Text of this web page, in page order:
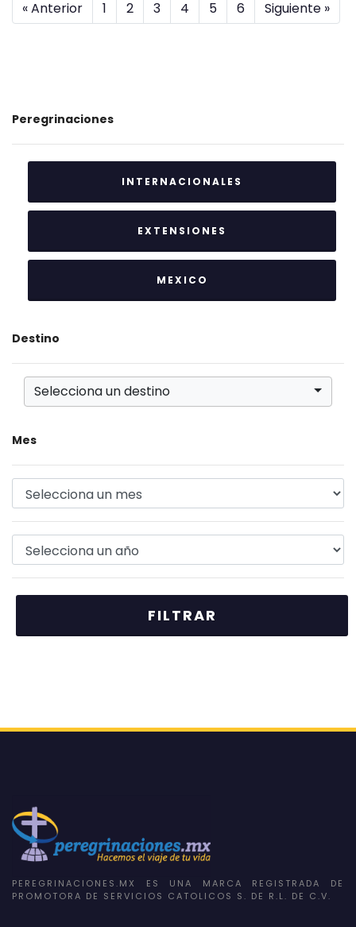
« Anterior 1 2 3 4 5 6 Siguiente »
Peregrinaciones
INTERNACIONALES
EXTENSIONES
MEXICO
Destino
Selecciona un destino
Mes
PEREGRINACIONES.MX ES UNA MARCA REGISTRADA DE
PROMOTORA DE SERVICIOS CATOLICOS S. DE R.L. DE C.V.